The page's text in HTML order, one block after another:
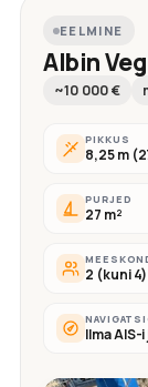
EELMINE
Albin
~10 000 €
PIKKUS
8,25 m
PURJED
27 m²
2 (kuni 4)
Ilma AIS-